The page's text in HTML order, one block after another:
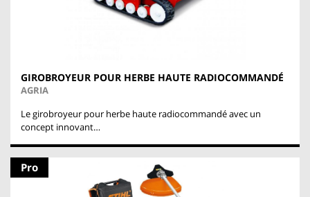
GIROBROYEUR POUR HERBE HAUTE RADIOCOMMANDÉ
AGRIA
Le girobroyeur pour herbe haute radiocommandé avec un
concept innovant…
Pro